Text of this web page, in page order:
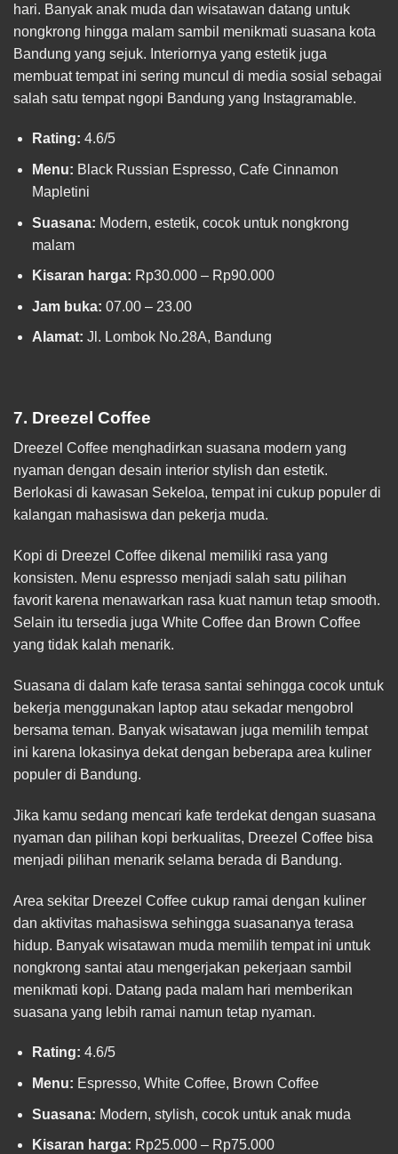
hari. Banyak anak muda dan wisatawan datang untuk
nongkrong hingga malam sambil menikmati suasana kota
Bandung yang sejuk. Interiornya yang estetik juga
membuat tempat ini sering muncul di media sosial sebagai
salah satu tempat ngopi Bandung yang Instagramable.
Rating: 4.6/5
Menu: Black Russian Espresso, Cafe Cinnamon
Mapletini
Suasana: Modern, estetik, cocok untuk nongkrong
malam
Kisaran harga: Rp30.000 – Rp90.000
Jam buka: 07.00 – 23.00
Alamat: Jl. Lombok No.28A, Bandung
7. Dreezel Coffee
Dreezel Coffee menghadirkan suasana modern yang
nyaman dengan desain interior stylish dan estetik.
Berlokasi di kawasan Sekeloa, tempat ini cukup populer di
kalangan mahasiswa dan pekerja muda.
Kopi di Dreezel Coffee dikenal memiliki rasa yang
konsisten. Menu espresso menjadi salah satu pilihan
favorit karena menawarkan rasa kuat namun tetap smooth.
Selain itu tersedia juga White Coffee dan Brown Coffee
yang tidak kalah menarik.
Suasana di dalam kafe terasa santai sehingga cocok untuk
bekerja menggunakan laptop atau sekadar mengobrol
bersama teman. Banyak wisatawan juga memilih tempat
ini karena lokasinya dekat dengan beberapa area kuliner
populer di Bandung.
Jika kamu sedang mencari kafe terdekat dengan suasana
nyaman dan pilihan kopi berkualitas, Dreezel Coffee bisa
menjadi pilihan menarik selama berada di Bandung.
Area sekitar Dreezel Coffee cukup ramai dengan kuliner
dan aktivitas mahasiswa sehingga suasananya terasa
hidup. Banyak wisatawan muda memilih tempat ini untuk
nongkrong santai atau mengerjakan pekerjaan sambil
menikmati kopi. Datang pada malam hari memberikan
suasana yang lebih ramai namun tetap nyaman.
Rating: 4.6/5
Menu: Espresso, White Coffee, Brown Coffee
Suasana: Modern, stylish, cocok untuk anak muda
Kisaran harga: Rp25.000 – Rp75.000